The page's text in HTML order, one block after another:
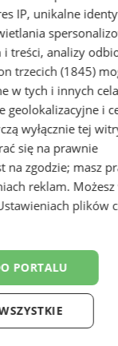
pod
IP, unikalne
treści, analizy
trzecich (1845)
w tych i innych
geolokalizacyjne i
wyłącznie tej
się na prawnie
na zgodzie; masz
reklam.
plików
PORTALU